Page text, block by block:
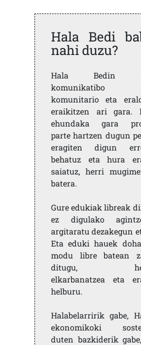
Hala Bedi
nahi duzu?
Hala Bedin
komunikatibo
komunitario eta
eraikitzen ari gara.
ehundaka gara
parte hartzen dugun
eragiten digun
behatuz eta hura
saiatuz, herri
batera.
Gure edukiak libreak
ez digulako
argitaratu dezakegun
Eta eduki hauek
modu libre batean
ditugu,
elkarbanatzea eta
helburu.
Halabelarririk gabe,
ekonomikoki
duten bazkiderik